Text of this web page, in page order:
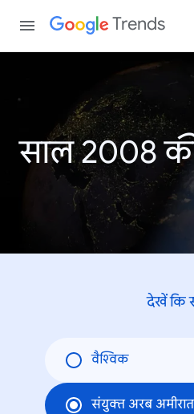
Trends
साल 2008
देखें कि
वैश्विक
संयुक्त अरब अमीरात